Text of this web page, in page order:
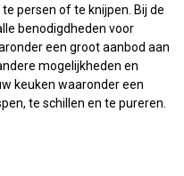
persen of te knijpen. Bij de
benodigdheden voor
een groot aanbod aan
mogelijkheden en
keuken waaronder een
te schillen en te pureren.